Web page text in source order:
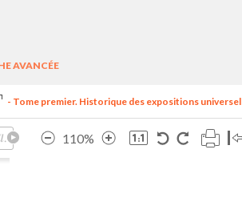
AVANCÉE
- Tome premier. Historique des expositions
110%